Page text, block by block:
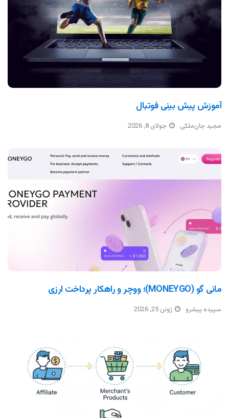
آموزش پیش بینی فوتبال
مجید جان‌ملکی جولای 8, 2026
مانی گو (MONEYGO)؛ ووچر و راهکار پرداخت ارزی
سپیده پیشرو ژوئن 25, 2026